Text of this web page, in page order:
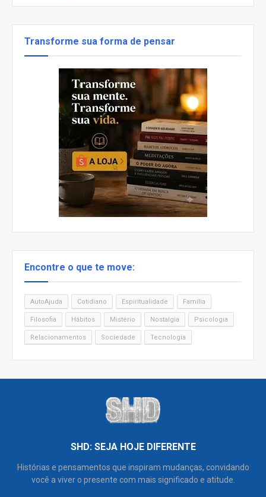
Transforme sua forma de pensar
Encontre o que te move:
AutoAjuda Cotidiano Espiritualidade Família
Filosofia Hábitos Mistério Nostalgia Psicologia
Relacionamentos Sociedade Tecnologia
SHD: SEJA HOJE DIFERENTE
Histórias e pensamentos que inspiram mudanças, convidando
você a viver o presente com mais significado e atitude.